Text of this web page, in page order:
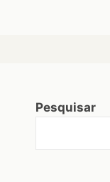
Pesquisar